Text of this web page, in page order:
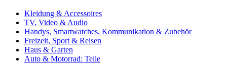
Kleidung & Accessoires
TV, Video & Audio
Handys, Smartwatches, Kommunikation & Zubehör
Freizeit, Sport & Reisen
Haus & Garten
Auto & Motorrad: Teile